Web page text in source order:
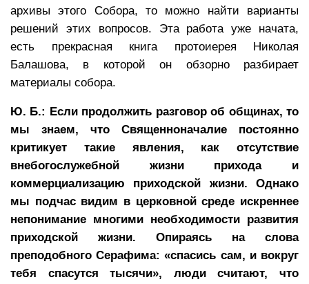
архивы этого Собора, то можно найти варианты
решений этих вопросов. Эта работа уже начата,
есть прекрасная книга протоиерея Николая
Балашова, в которой он обзорно разбирает
материалы собора.
Ю. Б.: Если продолжить разговор об общинах, то
мы знаем, что Священноначалие постоянно
критикует такие явления, как отсутствие
внебогослужебной жизни прихода и
коммерциализацию приходской жизни. Однако
мы подчас видим в церковной среде искреннее
непонимание многими необходимости развития
приходской жизни. Опираясь на слова
преподобного Серафима: «спасись сам, и вокруг
тебя спасутся тысячи», люди считают, что